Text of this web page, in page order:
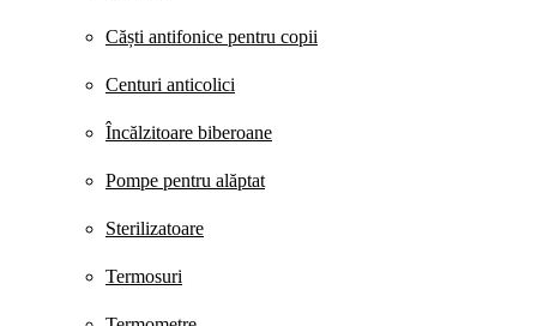
Căști antifonice pentru copii
Centuri anticolici
Încălzitoare biberoane
Pompe pentru alăptat
Sterilizatoare
Termosuri